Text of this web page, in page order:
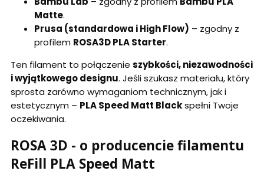
Matte.
Prusa (standardowa i High Flow) – zgodny z
profilem ROSA3D PLA Starter.
Ten filament to połączenie szybkości, niezawodności
i wyjątkowego designu. Jeśli szukasz materiału, który
sprosta zarówno wymaganiom technicznym, jak i
estetycznym – PLA Speed Matt Blackspełni Twoje
oczekiwania.
ROSA 3D - o producencie filamentu
ReFill PLA Speed Matt